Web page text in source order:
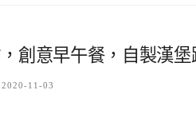
創意早午餐，自製漢
2020-11-03